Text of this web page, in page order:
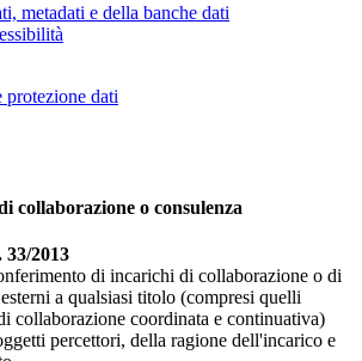
metadati e della banche dati
protezione dati
collaborazione o consulenza
33/2013
di incarichi di collaborazione o di
a qualsiasi titolo (compresi quelli
collaborazione coordinata e continuativa)
percettori, della ragione dell'incarico e